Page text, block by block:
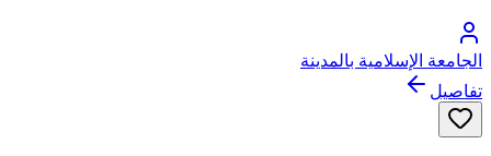
الجامعة الإسلامية بالمدينة
تفاصيل